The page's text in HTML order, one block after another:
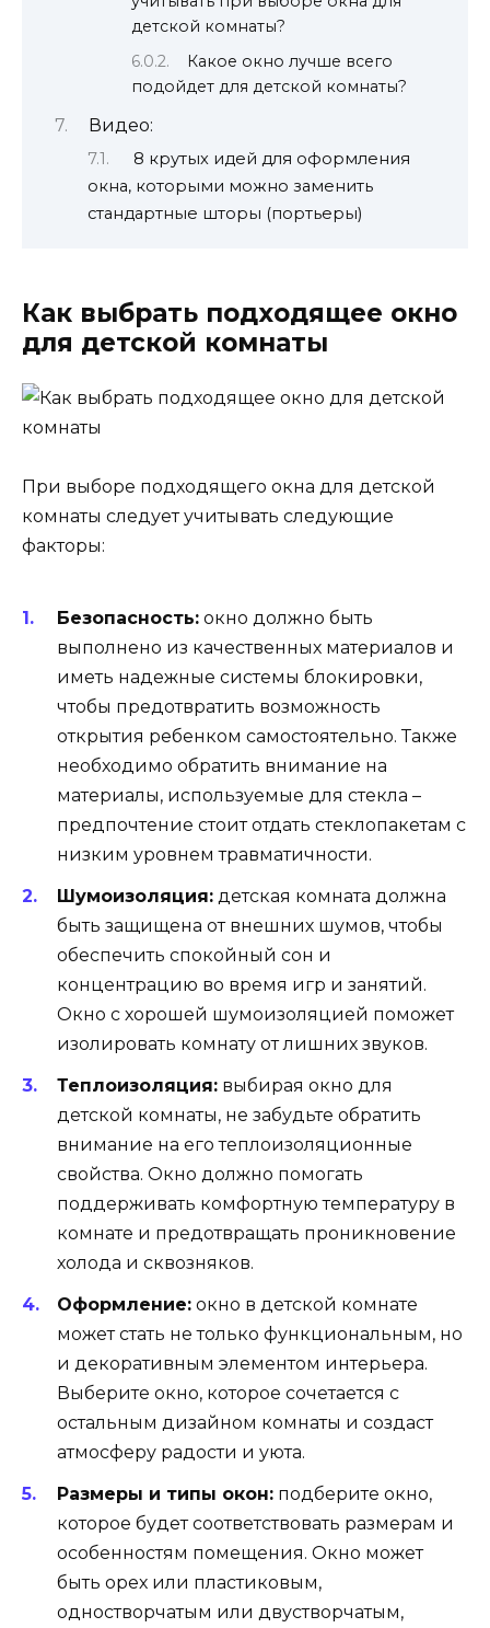
детской комнаты?
Какое окно лучше всего
подойдет для детской комнаты?
Видео:
8 крутых идей для оформления
окна, которыми можно заменить
стандартные шторы (портьеры)
Как выбрать подходящее окно
для детской комнаты
При выборе подходящего окна для детской
комнаты следует учитывать следующие
факторы:
Безопасность: окно должно быть
выполнено из качественных материалов и
иметь надежные системы блокировки,
чтобы предотвратить возможность
открытия ребенком самостоятельно. Также
необходимо обратить внимание на
материалы, используемые для стекла –
предпочтение стоит отдать стеклопакетам с
низким уровнем травматичности.
Шумоизоляция: детская комната должна
быть защищена от внешних шумов, чтобы
обеспечить спокойный сон и
концентрацию во время игр и занятий.
Окно с хорошей шумоизоляцией поможет
изолировать комнату от лишних звуков.
Теплоизоляция: выбирая окно для
детской комнаты, не забудьте обратить
внимание на его теплоизоляционные
свойства. Окно должно помогать
поддерживать комфортную температуру в
комнате и предотвращать проникновение
холода и сквозняков.
Оформление: окно в детской комнате
может стать не только функциональным, но
и декоративным элементом интерьера.
Выберите окно, которое сочетается с
остальным дизайном комнаты и создаст
атмосферу радости и уюта.
Размеры и типы окон: подберите окно,
которое будет соответствовать размерам и
особенностям помещения. Окно может
быть орех или пластиковым,
одностворчатым или двустворчатым,